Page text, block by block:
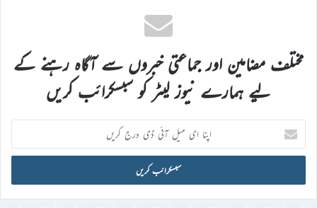
مختلف مضامین اور جماعتی خبروں سے آگاہ رہنے کے
لیے ہمارے نیوز لیٹر کو سبسکرائب کریں
اپنا
ای
میل
ڈی
درج